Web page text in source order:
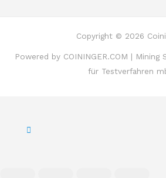
Copyright © 2026
Powered by COININGER.COM |
für Testverfahren